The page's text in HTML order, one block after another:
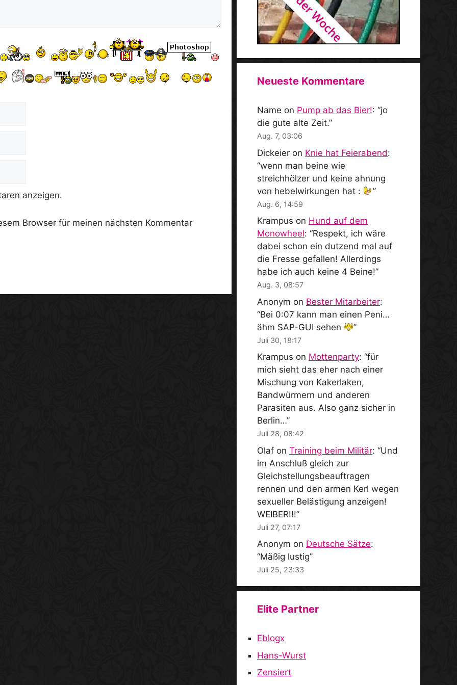
anzeigen.
Browser für meinen nächsten Kommentar
Neueste Kommentare
Name on Pump ab das Bier!: “jo
die gute alte Zeit.”
Aug. 7, 03:06
Dickeier on Knie hat Feierabend:
“wenn man beine wie
streichhölzer und keine ahnung
von hebelwirkungen hat :
”
Aug. 6, 14:59
Krampus on Hund auf dem
Monowheel: “Respekt, ich wäre
dabei schon ein dutzend mal auf
die Fresse gefallen! Allerdings
habe ich auch keine 4 Beine!”
Aug. 3, 08:57
Anonym on Bester Mitarbeiter:
“Bei 0:07 kann man einen Peni…
ähm SAP-GUI sehen
”
Juli 30, 18:17
Krampus on Mottenparty: “für
mich sieht das eher nach einer
Mischung von Kakerlaken,
Bandwürmern und anderen
Parasiten aus. Also ganz sicher in
Berlin…”
Juli 28, 08:42
Olaf on Training beim Militär: “Und
im Anschluß gleich zur
Gleichstellungsbeauftragen
rennen und den armen Kerl wegen
sexueller Belästigung anzeigen!
WEIBER!!!”
Juli 27, 07:17
Anonym on Deutsche Sätze:
“Mäßig lustig”
Juli 25, 23:33
Elite Partner
Eblogx
Hans-Wurst
Zensiert